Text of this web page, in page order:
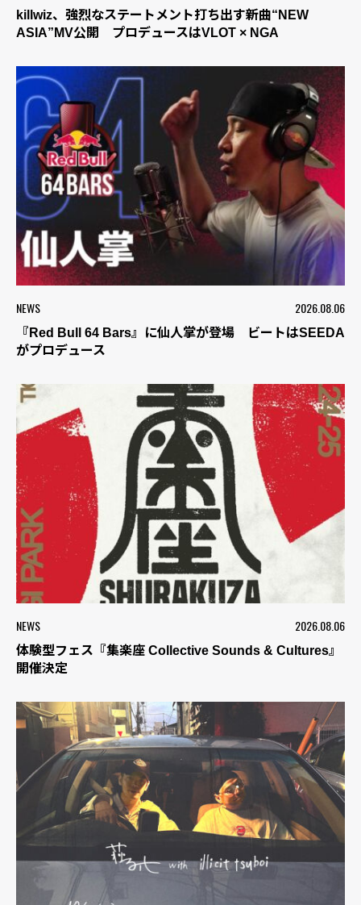
killwiz、強烈なステートメント打ち出す新曲“NEW
ASIA”MV公開 プロデュースはVLOT × NGA
NEWS 2026.08.06
『Red Bull 64 Bars』に仙人掌が登場 ビートはSEEDA
がプロデュース
NEWS 2026.08.06
体験型フェス『集楽座 Collective Sounds & Cultures』
開催決定